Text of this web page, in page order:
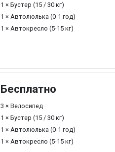
1 × Бустер (15 / 30 кг)
1 × Автолюлька (0-1 год)
1 × Автокресло (5-15 кг)
Бесплатно
3 × Велосипед
1 × Бустер (15 / 30 кг)
1 × Автолюлька (0-1 год)
1 × Автокресло (5-15 кг)